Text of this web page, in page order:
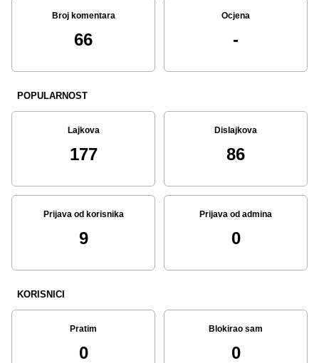
Broj komentara
66
Ocjena
-
POPULARNOST
Lajkova
177
Dislajkova
86
Prijava od korisnika
9
Prijava od admina
0
KORISNICI
Pratim
0
Blokirao sam
0